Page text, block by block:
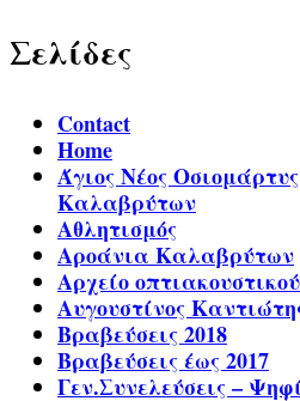
Σελίδες
Contact
Home
Άγιος Νέος
Καλαβρύτων
Αθλητισμός
Αροάνια Καλαβρύτων
Αρχείο
Αυγουστίνος
Βραβεύσεις 2018
Βραβεύσεις έως 2017
Γεν.Συνελεύσεις –